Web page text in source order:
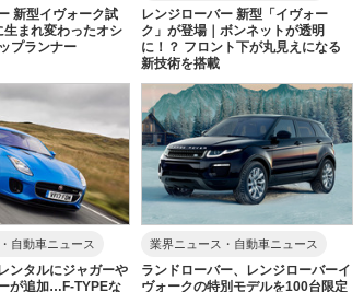
新型イヴォーク試
生まれ変わったオシ
プランナー
レンジローバー 新型「イヴォー
ク」が登場｜ボンネットが透明
に！？ フロント下が丸見えになる
新技術を搭載
自動車ニュース
ンタルにジャガーや
が追加…F-TYPEな
業界ニュース・自動車ニュース
ランドローバー、レンジローバーイ
ヴォークの特別モデルを100台限定